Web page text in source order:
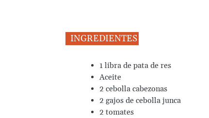
INGREDIENTES
1 libra de pata de res
Aceite
2 cebolla cabezonas
2 gajos de cebolla junca
2 tomates